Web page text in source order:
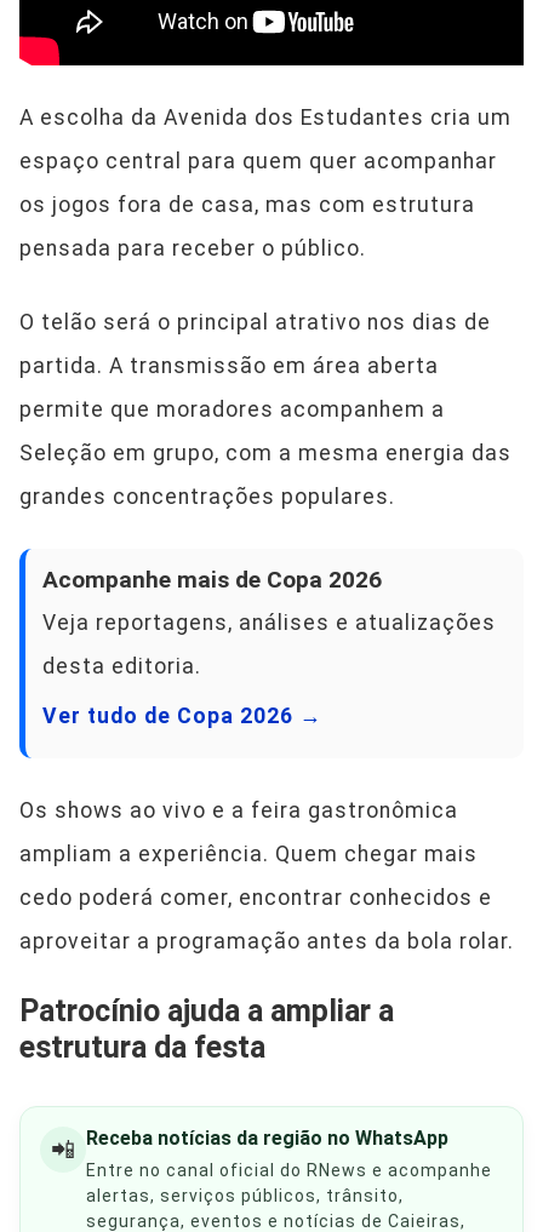
A escolha da Avenida dos Estudantes cria um
espaço central para quem quer acompanhar
os jogos fora de casa, mas com estrutura
pensada para receber o público.
O telão será o principal atrativo nos dias de
partida. A transmissão em área aberta
permite que moradores acompanhem a
Seleção em grupo, com a mesma energia das
grandes concentrações populares.
Acompanhe mais de Copa 2026
Veja reportagens, análises e atualizações
desta editoria.
Ver tudo de Copa 2026 →
Os shows ao vivo e a feira gastronômica
ampliam a experiência. Quem chegar mais
cedo poderá comer, encontrar conhecidos e
aproveitar a programação antes da bola rolar.
Patrocínio ajuda a ampliar a
estrutura da festa
📲 Receba notícias da região no WhatsApp
Entre no canal oficial do RNews e acompanhe
alertas, serviços públicos, trânsito,
segurança, eventos e notícias de Caieiras,